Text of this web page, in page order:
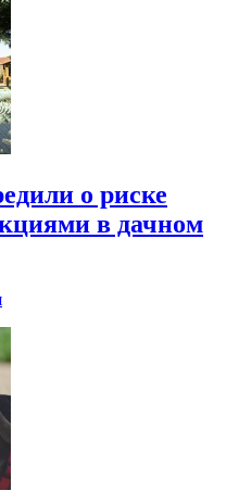
о риске
в дачном